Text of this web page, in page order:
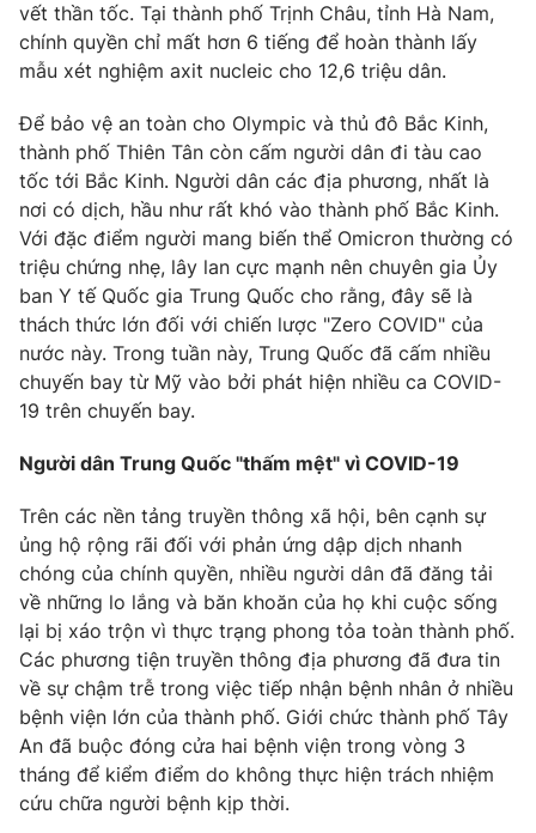
Theo dõi báo trên
Cơ quan chủ quản:Đài Truyền hình Việt Nam
Cơ quan báo chí:Thời báo VTV
Giấy phép hoạt động báo in và báo điện tử số 483/GP-BTTTT
cấp ngày 29/12/2023
Tổng Biên tập: Vũ Thanh Thủy
Phó Tổng Biên tập: Nguyễn Thị Mỹ Hạnh, Phạm Quốc Thắng,
Nguyễn Trọng Ninh
Tổng đài VTV:024.38 355 931 - 024.38 355 932
Ðiện thoại Thời báo VTV:
024.66 897 897
Email:toasoan@vtv.vn
® Cấm sao chép dưới mọi hình thức nếu không có sự chấp
thuận bằng văn bản. Ghi rõ nguồn VTV.vn khi phát hành lại
thông tin từ website này.
vết thần tốc. Tại thành phố Trịnh Châu, tỉnh Hà Nam,
chính quyền chỉ mất hơn 6 tiếng để hoàn thành lấy
mẫu xét nghiệm axit nucleic cho 12,6 triệu dân.
Để bảo vệ an toàn cho Olympic và thủ đô Bắc Kinh,
thành phố Thiên Tân còn cấm người dân đi tàu cao
tốc tới Bắc Kinh. Người dân các địa phương, nhất là
nơi có dịch, hầu như rất khó vào thành phố Bắc Kinh.
Với đặc điểm người mang biến thể Omicron thường có
triệu chứng nhẹ, lây lan cực mạnh nên chuyên gia Ủy
ban Y tế Quốc gia Trung Quốc cho rằng, đây sẽ là
thách thức lớn đối với chiến lược "Zero COVID" của
nước này. Trong tuần này, Trung Quốc đã cấm nhiều
chuyến bay từ Mỹ vào bởi phát hiện nhiều ca COVID-
19 trên chuyến bay.
Người dân Trung Quốc "thấm mệt" vì COVID-19
Trên các nền tảng truyền thông xã hội, bên cạnh sự
ủng hộ rộng rãi đối với phản ứng dập dịch nhanh
chóng của chính quyền, nhiều người dân đã đăng tải
về những lo lắng và băn khoăn của họ khi cuộc sống
lại bị xáo trộn vì thực trạng phong tỏa toàn thành phố.
Các phương tiện truyền thông địa phương đã đưa tin
về sự chậm trễ trong việc tiếp nhận bệnh nhân ở nhiều
bệnh viện lớn của thành phố. Giới chức thành phố Tây
An đã buộc đóng cửa hai bệnh viện trong vòng 3
tháng để kiểm điểm do không thực hiện trách nhiệm
cứu chữa người bệnh kịp thời.